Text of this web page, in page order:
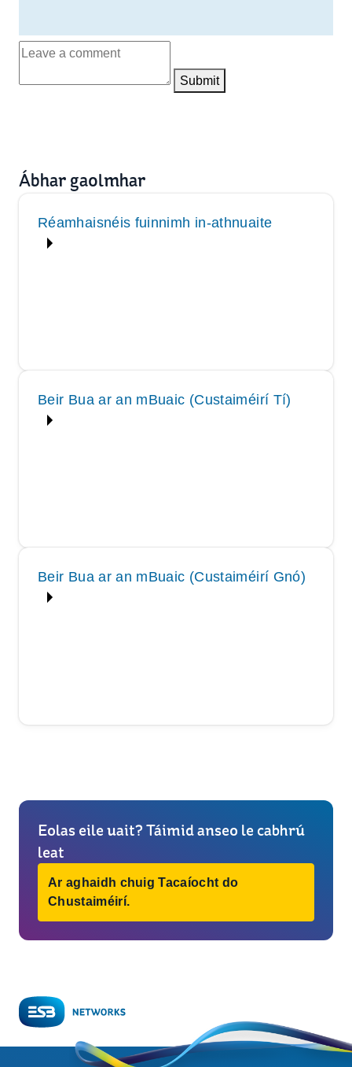
Submit
Ábhar gaolmhar
Réamhaisnéis fuinnimh in‑athnuaite
Beir Bua ar an mBuaic (Custaiméirí Tí)
Beir Bua ar an mBuaic (Custaiméirí Gnó)
Eolas eile uait? Táimid anseo le cabhrú
leat
Ar aghaidh chuig Tacaíocht do
Chustaiméirí.